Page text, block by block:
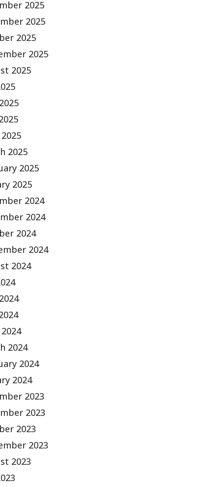
2025
2025
2025
2025
2025
2025
2025
2025
2024
2024
2024
2024
2024
2024
2024
2024
2023
2023
2023
2023
2023